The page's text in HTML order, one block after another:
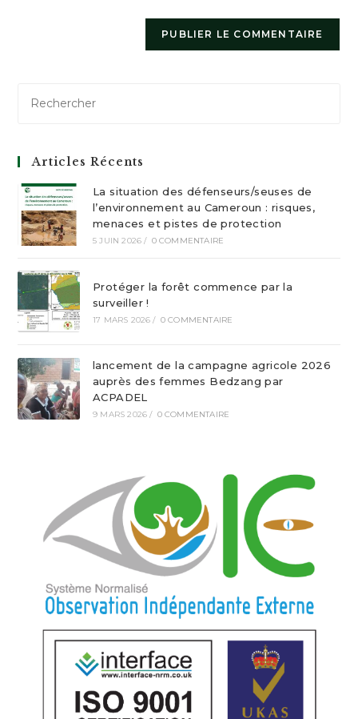
Articles Récents
La situation des défenseurs/seuses de
l’environnement au Cameroun : risques,
menaces et pistes de protection
5 JUIN 2026 / 0 COMMENTAIRE
Protéger la forêt commence par la
surveiller !
17 MARS 2026 / 0 COMMENTAIRE
lancement de la campagne agricole 2026
auprès des femmes Bedzang par
ACPADEL
9 MARS 2026 / 0 COMMENTAIRE